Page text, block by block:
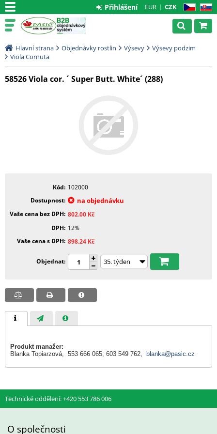
CZ SK
EUR CZK
Přihlášení
Hlavní strana Objednávky rostlin Výsevy
Výsevy podzim
Viola Cornuta
58526 Viola cor. ´ Super Butt. White´ (288)
Kód 102000
Dostupnost
na objednávku
Vaše cena bez DPH 802.00 Kč
DPH 12%
Vaše cena s DPH 898.24 Kč
Objednat
Produkt manažer:
Blanka Topiarzová, 553 666 065; 603 549 762,
blanka@pasic.cz
Technické oddělení: +420 553 786 006
O společnosti